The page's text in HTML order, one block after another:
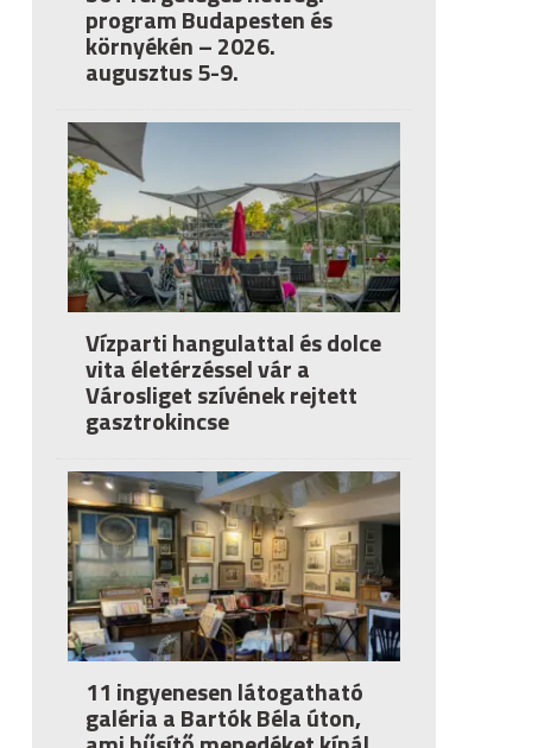
program Budapesten és
környékén – 2026.
augusztus 5-9.
Vízparti hangulattal és dolce
vita életérzéssel vár a
Városliget szívének rejtett
gasztrokincse
11 ingyenesen látogatható
galéria a Bartók Béla úton,